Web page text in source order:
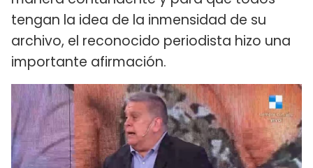
tengan la idea de la inmensidad de su
archivo, el reconocido periodista hizo una
importante afirmación.